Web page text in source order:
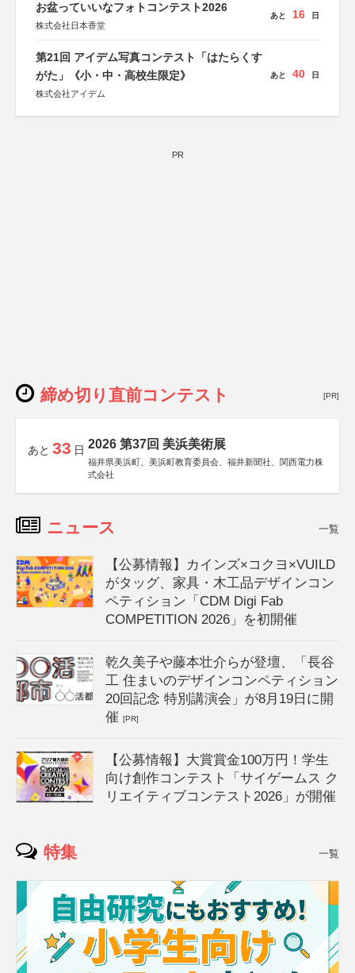
お盆っていいなフォトコンテスト2026
株式会社日本香堂
あと 16 日
第21回 アイデム写真コンテスト「はたらくす
がた」《小・中・高校生限定》
株式会社アイデム
あと 40 日
PR
締め切り直前コンテスト [PR]
あと 33 日 2026 第37回 美浜美術展
福井県美浜町、美浜町教育委員会、福井新聞社、関西電力株
式会社
ニュース 一覧
【公募情報】カインズ×コクヨ×VUILD
がタッグ、家具・木工品デザインコン
ペティション「CDM Digi Fab
COMPETITION 2026」を初開催
乾久美子や藤本壮介らが登壇、「長谷
工 住まいのデザインコンペティション
20回記念 特別講演会」が8月19日に開
催[PR]
【公募情報】大賞賞金100万円！学生
向け創作コンテスト「サイゲームス ク
リエイティブコンテスト2026」が開催
特集 一覧